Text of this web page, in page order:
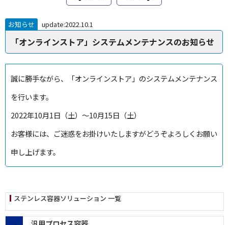
お知らせ update:2022.10.1
「オンラインストア」システムメンテナンスのお知らせ
誠に勝手ながら、「オンラインストア」のシステムメンテナンス
を行います。
2022年10月1日（土）～10月15日（土）
お客様には、ご迷惑をお掛けいたしますがどうぞよろしくお願い
申し上げます。
ステンレス容器ソリューション 一覧